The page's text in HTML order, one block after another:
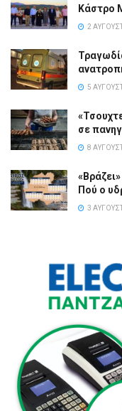
Κάστρο
2
5
σε
8
Πού ο
3